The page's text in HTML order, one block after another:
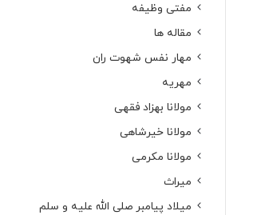
مفتی وظیفه
مقاله ها
مهار نفس شهوت ران
مهریه
مولانا بهزاد فقهی
مولانا خیرشاهی
مولانا مکرمی
میراث
میلاد پیامبر صلی الله علیه و سلم